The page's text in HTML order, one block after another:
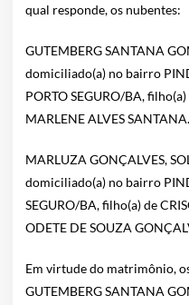
qual responde, os nubentes:
GUTEMBERG SANTANA
domiciliado(a) no bairro
PORTO SEGURO/BA, filho(a)
MARLENE ALVES SANTANA.
MARLUZA GONÇALVES,
domiciliado(a) no bairro
SEGURO/BA, filho(a) de
ODETE DE SOUZA
Em virtude do matrimônio,
GUTEMBERG SANTANA